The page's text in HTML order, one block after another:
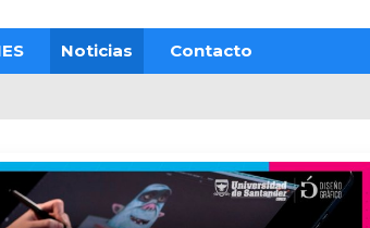
Noticias Contacto